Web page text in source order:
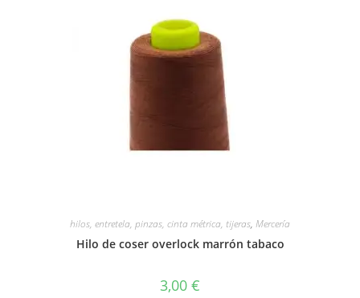
hilos, entretela, pinzas, cinta métrica, tijeras, Mercería
Hilo de coser overlock marrón tabaco
3,00 €